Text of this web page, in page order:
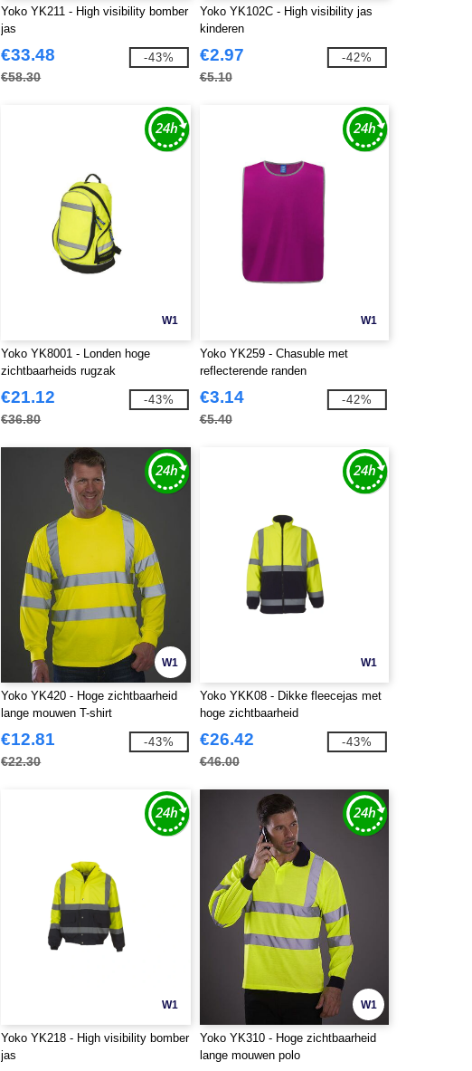
Yoko YK211 - High visibility bomber
jas
€33.48
€58.30
-43%
Yoko YK102C - High visibility jas
kinderen
€2.97
€5.10
-42%
W1
Yoko YK8001 - Londen hoge
zichtbaarheids rugzak
€21.12
€36.80
-43%
W1
Yoko YK259 - Chasuble met
reflecterende randen
€3.14
€5.40
-42%
W1
Yoko YK420 - Hoge zichtbaarheid
lange mouwen T-shirt
€12.81
€22.30
-43%
W1
Yoko YKK08 - Dikke fleecejas met
hoge zichtbaarheid
€26.42
€46.00
-43%
W1
Yoko YK218 - High visibility bomber
jas
W1
Yoko YK310 - Hoge zichtbaarheid
lange mouwen polo